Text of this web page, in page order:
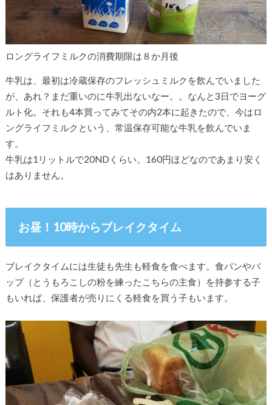
ロングライフミルクの消費期限は８か月後
牛乳は、最初は冷蔵保存のフレッシュミルクを飲んでいました
が、あれ？まだ重いのに牛乳出ないなー。。なんと3日でヨーグ
ルト化。それも4本買ってみてその内2本に起きたので、今はロ
ングライフミルクという、常温保存可能な牛乳を飲んでいま
す。
牛乳は1リットルで20NDくらい。160円ほどなのであまり安く
はありません。
お昼！10時からブレイクタイム
ブレイクタイムには生徒も先生も軽食を食べます。食パンやパ
ップ（とうもろこしの粉を練ったこちらの主食）を持参する子
もいれば、保護者が売りにくる軽食を買う子もいます。